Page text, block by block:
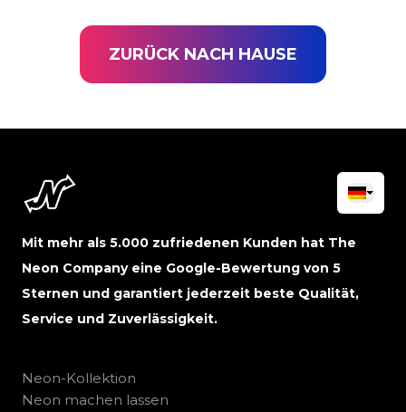
ZURÜCK NACH HAUSE
Mit mehr als 5.000 zufriedenen Kunden hat The
Neon Company eine Google-Bewertung von 5
Sternen und garantiert jederzeit beste Qualität,
Service und Zuverlässigkeit.
Neon-Kollektion
Neon machen lassen